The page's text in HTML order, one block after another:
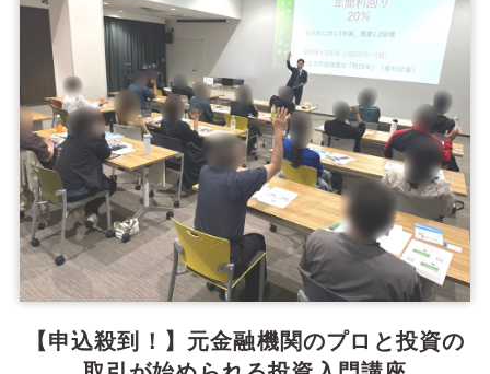
【申込殺到！】元金融機関のプロと投資の